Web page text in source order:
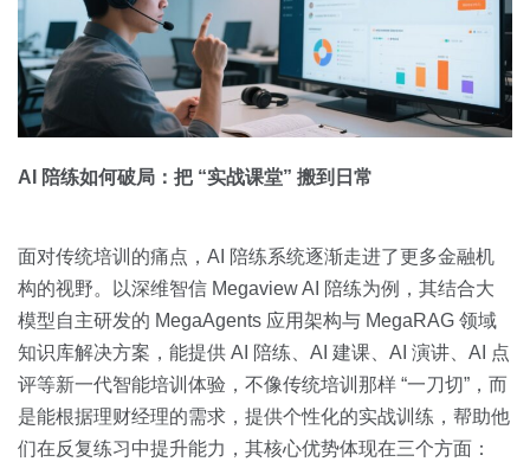
AI 陪练如何破局：把 “实战课堂” 搬到日常
面对传统培训的痛点，AI 陪练系统逐渐走进了更多金融机
构的视野。以深维智信 Megaview AI 陪练为例，其结合大
模型自主研发的 MegaAgents 应用架构与 MegaRAG 领域
知识库解决方案，能提供 AI 陪练、AI 建课、AI 演讲、AI 点
评等新一代智能培训体验，不像传统培训那样 “一刀切”，而
是能根据理财经理的需求，提供个性化的实战训练，帮助他
们在反复练习中提升能力，其核心优势体现在三个方面：